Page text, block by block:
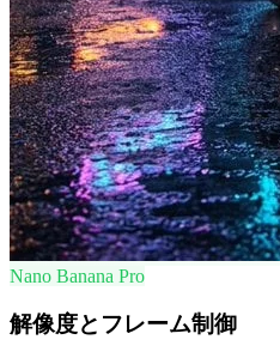
Nano Banana Pro
解像度とフレーム制御